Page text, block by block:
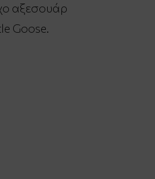
αξεσουάρ
Goose.